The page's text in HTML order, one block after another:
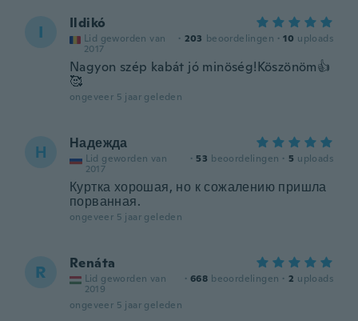
I Ildikó
Lid geworden van
2017
· 203 beoordelingen · 10 uploads
Nagyon szép kabát jó minöség!Köszönöm👍
🥰
ongeveer 5 jaar geleden
Н Надежда
Lid geworden van
2017
· 53 beoordelingen · 5 uploads
Куртка хорошая, но к сожалению пришла
порванная.
ongeveer 5 jaar geleden
R Renáta
Lid geworden van
2019
· 668 beoordelingen · 2 uploads
ongeveer 5 jaar geleden